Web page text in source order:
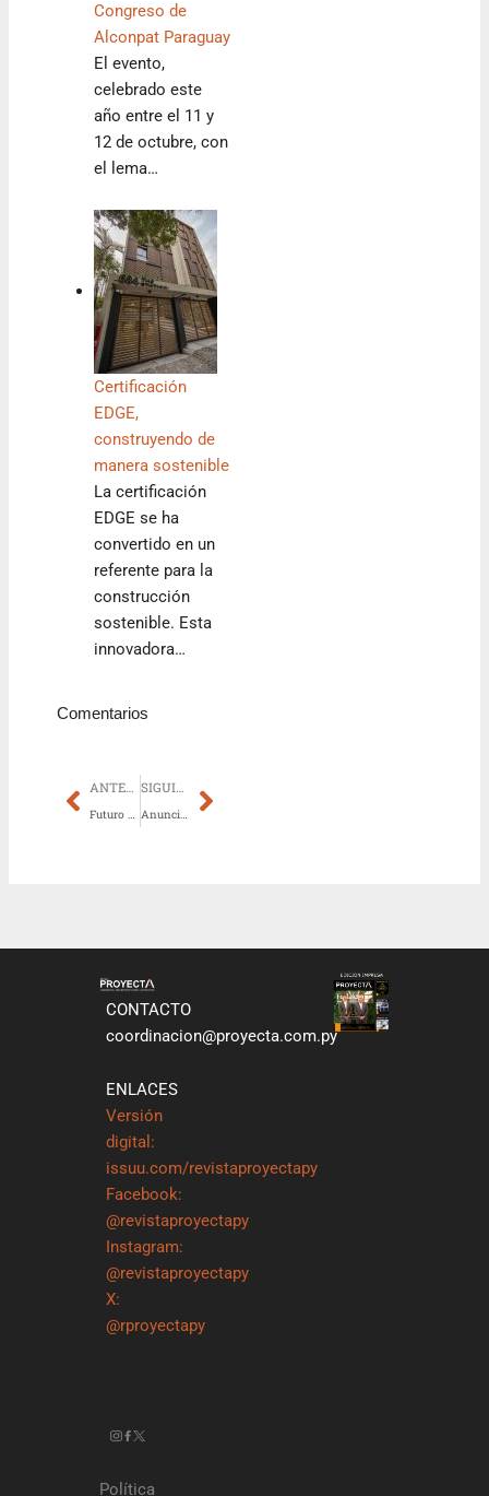
Congreso de
Alconpat Paraguay
El evento,
celebrado este
año entre el 11 y
12 de octubre, con
el lema…
Certificación
EDGE,
construyendo de
manera sostenible
La certificación
EDGE se ha
convertido en un
referente para la
construcción
sostenible. Esta
innovadora…
Comentarios
PrevANTERIOR
Futuro energético sostenible: EPESA se alía con Andes Solar de Chile
SIGUIENTE
Anuncian promociones y tasas preferenciales para impulsar la movilidad eléctrica
Next
CONTACTO
coordinacion@proyecta.com.py
ENLACES
Versión
digital:
issuu.com/revistaproyectapy
Facebook:
@revistaproyectapy
Instagram:
@revistaproyectapy
X:
@rproyectapy
Política